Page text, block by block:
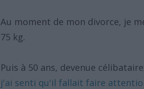
Au moment de mon divorce, je
75 kg.
Puis à 50 ans, devenue
j'ai senti qu'il fallait faire